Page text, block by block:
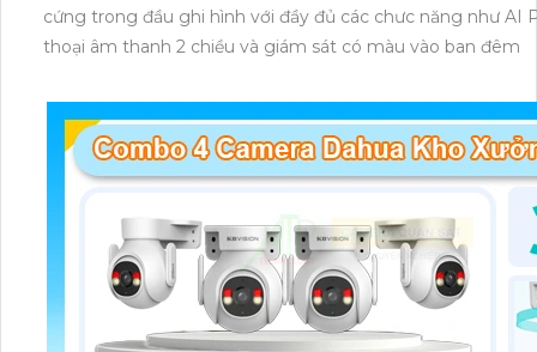
cứng trong đầu ghi hình với đầy đủ các chưc năng như AI
thoại âm thanh 2 chiều và giám sát có màu vào ban đêm